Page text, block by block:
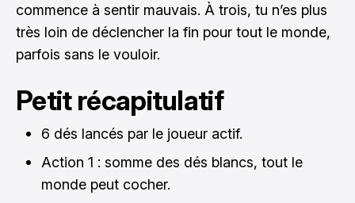
commence à sentir mauvais. À trois, tu n’es plus
très loin de déclencher la fin pour tout le monde,
parfois sans le vouloir.
Petit récapitulatif
6 dés lancés par le joueur actif.
Action 1 : somme des dés blancs, tout le
monde peut cocher.